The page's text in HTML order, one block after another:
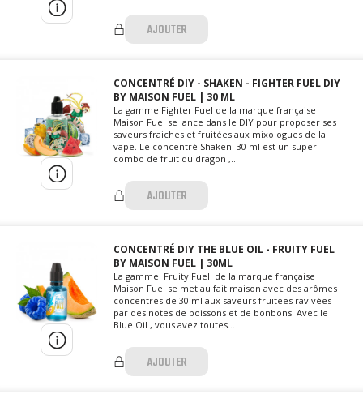
AJOUTER
CONCENTRÉ DIY - SHAKEN - FIGHTER FUEL DIY
BY MAISON FUEL | 30 ML
La gamme Fighter Fuel de la marque française
Maison Fuel se lance dans le DIY pour proposer ses
saveurs fraiches et fruitées aux mixologues de la
vape. Le concentré Shaken 30 ml est un super
combo de fruit du dragon ,...
AJOUTER
CONCENTRÉ DIY THE BLUE OIL - FRUITY FUEL
BY MAISON FUEL | 30ML
La gamme Fruity Fuel de la marque française
Maison Fuel se met au fait maison avec des arômes
concentrés de 30 ml aux saveurs fruitées ravivées
par des notes de boissons et de bonbons. Avec le
Blue Oil , vous avez toutes...
AJOUTER